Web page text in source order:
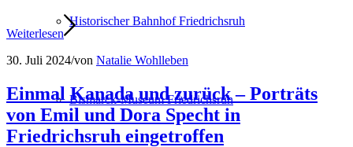
Historischer Bahnhof Friedrichsruh
Bismarck-Museum Friedrichsruh
Weiterlesen
30. Juli 2024/von Natalie Wohlleben
Einmal Kanada und zurück – Porträts
von Emil und Dora Specht in
Friedrichsruh eingetroffen